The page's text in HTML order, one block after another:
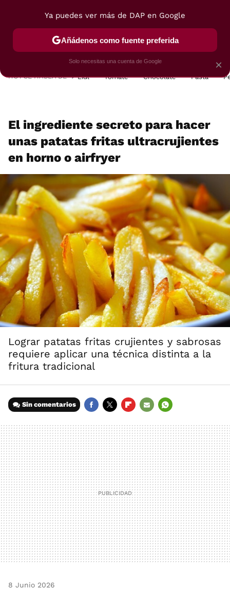
POSTRES VIAJES SELECCIÓN VEGUI
HOY SE HABLA DE Lidl Tomate Chocolate Pasta
El ingrediente secreto para hacer
unas patatas fritas ultracrujientes
en horno o airfryer
Lograr patatas fritas crujientes y sabrosas
requiere aplicar una técnica distinta a la
fritura tradicional
Sin comentarios
MAIL
8 Junio 2026
×
Ya puedes ver más de DAP en Google
Añádenos como fuente preferida
Solo necesitas una cuenta de Google